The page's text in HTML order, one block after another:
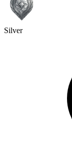
Silver